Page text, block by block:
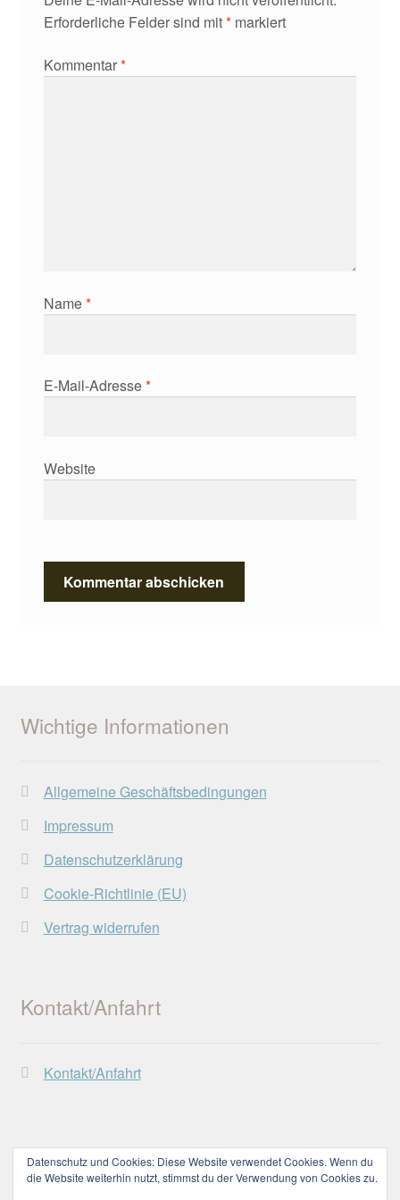
Datenschutz und Cookies: Diese Website verwendet Cookies. Wenn du
die Website weiterhin nutzt, stimmst du der Verwendung von Cookies zu.
Erforderliche Felder sind mit*markiert
Kommentar*
Name*
E-Mail-Adresse*
Website
Wichtige Informationen
Allgemeine Geschäftsbedingungen
Impressum
Datenschutzerklärung
Cookie-Richtlinie (EU)
Vertrag widerrufen
Kontakt/Anfahrt
Kontakt/Anfahrt
© Lechtaler Naturwerkstatt 2026